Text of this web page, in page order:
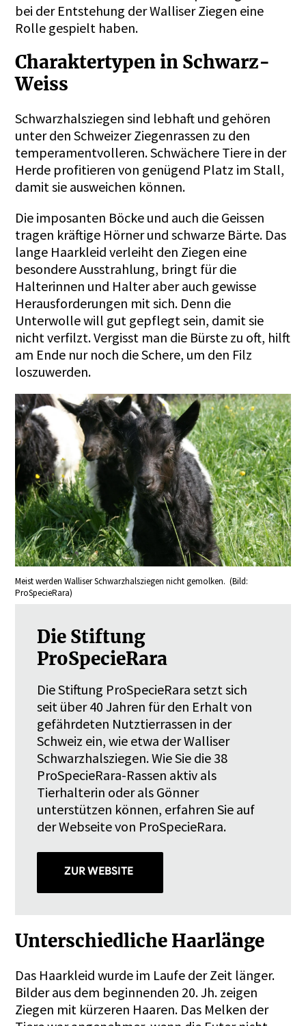
bei der Entstehung der Walliser Ziegen eine
Rolle gespielt haben.
Charaktertypen in Schwarz-
Weiss
Schwarzhalsziegen sind lebhaft und gehören
unter den Schweizer Ziegenrassen zu den
temperamentvolleren. Schwächere Tiere in der
Herde profitieren von genügend Platz im Stall,
damit sie ausweichen können.
Die imposanten Böcke und auch die Geissen
tragen kräftige Hörner und schwarze Bärte. Das
lange Haarkleid verleiht den Ziegen eine
besondere Ausstrahlung, bringt für die
Halterinnen und Halter aber auch gewisse
Herausforderungen mit sich. Denn die
Unterwolle will gut gepflegt sein, damit sie
nicht verfilzt. Vergisst man die Bürste zu oft, hilft
am Ende nur noch die Schere, um den Filz
loszuwerden.
Meist werden Walliser Schwarzhalsziegen nicht gemolken. (Bild:
ProSpecieRara)
Die Stiftung
ProSpecieRara
Die Stiftung ProSpecieRara setzt sich
seit über 40 Jahren für den Erhalt von
gefährdeten Nutztierrassen in der
Schweiz ein, wie etwa der Walliser
Schwarzhalsziegen. Wie Sie die 38
ProSpecieRara-Rassen aktiv als
Tierhalterin oder als Gönner
unterstützen können, erfahren Sie auf
der Webseite von ProSpecieRara.
ZUR WEBSITE
Unterschiedliche Haarlänge
Das Haarkleid wurde im Laufe der Zeit länger.
Bilder aus dem beginnenden 20. Jh. zeigen
Ziegen mit kürzeren Haaren. Das Melken der